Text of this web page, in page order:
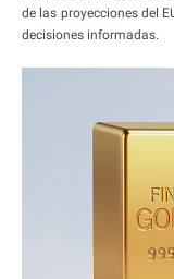
de las proyecciones del
decisiones informadas.